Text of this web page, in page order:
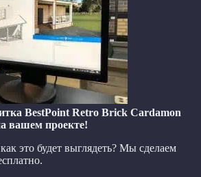
BestPoint Retro Brick Cardamon
вашем проекте!
это будет выглядеть? Мы сделаем